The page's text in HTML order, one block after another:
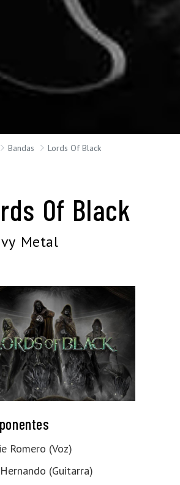
Bandas Lords Of Black
Of Black
Metal
Romero (Voz)
(Guitarra)